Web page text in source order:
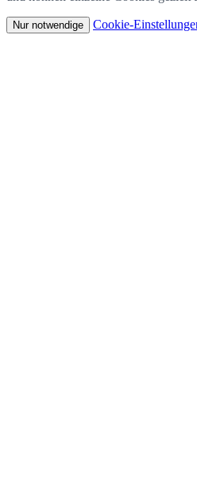
Nur notwendige Cookie-